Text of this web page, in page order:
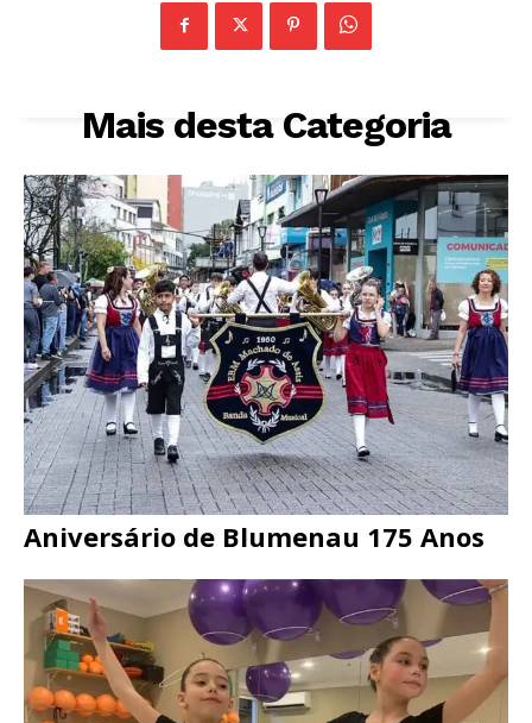
Mais desta Categoria
Aniversário de Blumenau 175 Anos